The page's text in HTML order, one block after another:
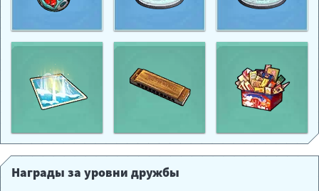
Награды за уровни дружбы